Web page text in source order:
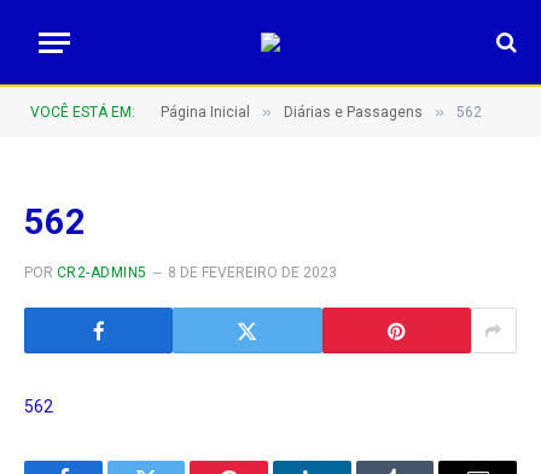
VOCÊ ESTÁ EM: Página Inicial » Diárias e Passagens » 562
562
POR CR2-ADMIN5 8 DE FEVEREIRO DE 2023
562